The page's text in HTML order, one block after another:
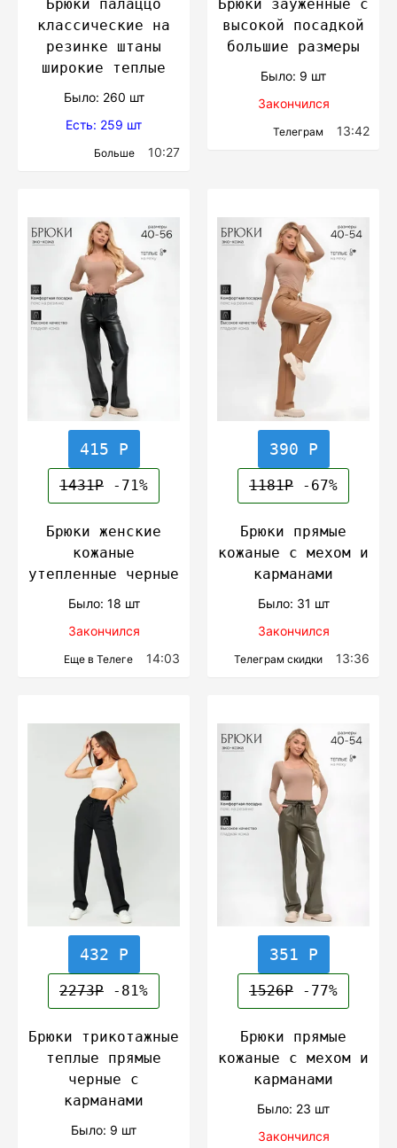
Брюки палаццо
классические на
резинке штаны
широкие теплые
Было: 260 шт
Есть: 259 шт
Больше 10:27
Брюки зауженные с
высокой посадкой
большие размеры
Было: 9 шт
Закончился
Телеграм 13:42
415 Р
1431Р -71%
Брюки женские
кожаные
утепленные черные
Было: 18 шт
Закончился
Еще в Телеге 14:03
390 Р
1181Р -67%
Брюки прямые
кожаные с мехом и
карманами
Было: 31 шт
Закончился
Телеграм скидки 13:36
432 Р
2273Р -81%
Брюки трикотажные
теплые прямые
черные с
карманами
Было: 9 шт
351 Р
1526Р -77%
Брюки прямые
кожаные с мехом и
карманами
Было: 23 шт
Закончился